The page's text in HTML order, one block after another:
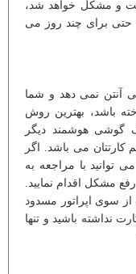
سخت و مشکل خواهد شد،
حتی برای چند روز می
آنتن نمی دهد و شما
باشد، بهترین روش
گوشی هوشمند دیگر
کارتتان می باشد. اگر
توانید با مراجعه به
مشکل اقدام نمایید.
از سوی اپراتور مسدود
نداشته باشید و تنها